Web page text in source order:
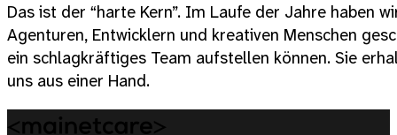
Das ist der “harte Kern”. Im Laufe der Jahre haben
Agenturen, Entwicklern und kreativen Menschen
ein schlagkräftiges Team aufstellen können. Sie
uns aus einer Hand.